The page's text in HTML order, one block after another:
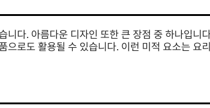
니다. 아름다운 디자인 또한 큰 장점 중 하나입니
으로도 활용될 수 있습니다. 이런 미적 요소는 요